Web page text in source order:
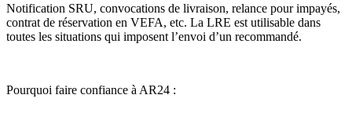
Notification SRU, convocations de livraison, relance pour impayés,
contrat de réservation en VEFA, etc. La LRE est utilisable dans
toutes les situations qui imposent l’envoi d’un recommandé.
Pourquoi faire confiance à AR24 :